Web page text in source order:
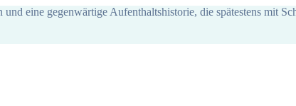
eine gegenwärtige Aufenthaltshistorie, die spätestens mit